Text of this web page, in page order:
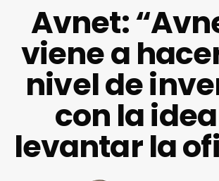
Avnet:
viene a
nivel de
con la
levantar la